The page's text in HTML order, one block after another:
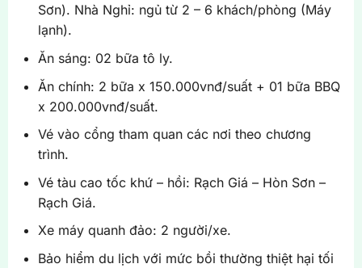
Sơn). Nhà Nghỉ: ngủ từ 2 – 6 khách/phòng (Máy
lạnh).
Ăn sáng: 02 bữa tô ly.
Ăn chính: 2 bữa x 150.000vnđ/suất + 01 bữa BBQ
x 200.000vnđ/suất.
Vé vào cổng tham quan các nơi theo chương
trình.
Vé tàu cao tốc khứ – hồi: Rạch Giá – Hòn Sơn –
Rạch Giá.
Xe máy quanh đảo: 2 người/xe.
Bảo hiểm du lịch với mức bồi thường thiệt hại tối